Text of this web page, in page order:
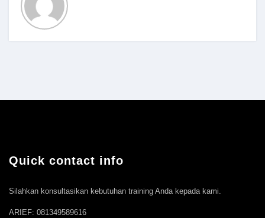
Quick contact info
Silahkan konsultasikan kebutuhan training Anda kepada kami.
ARIEF: 081349589616